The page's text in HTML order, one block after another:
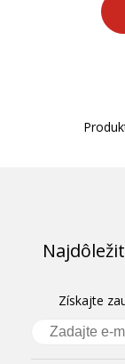
Získajte